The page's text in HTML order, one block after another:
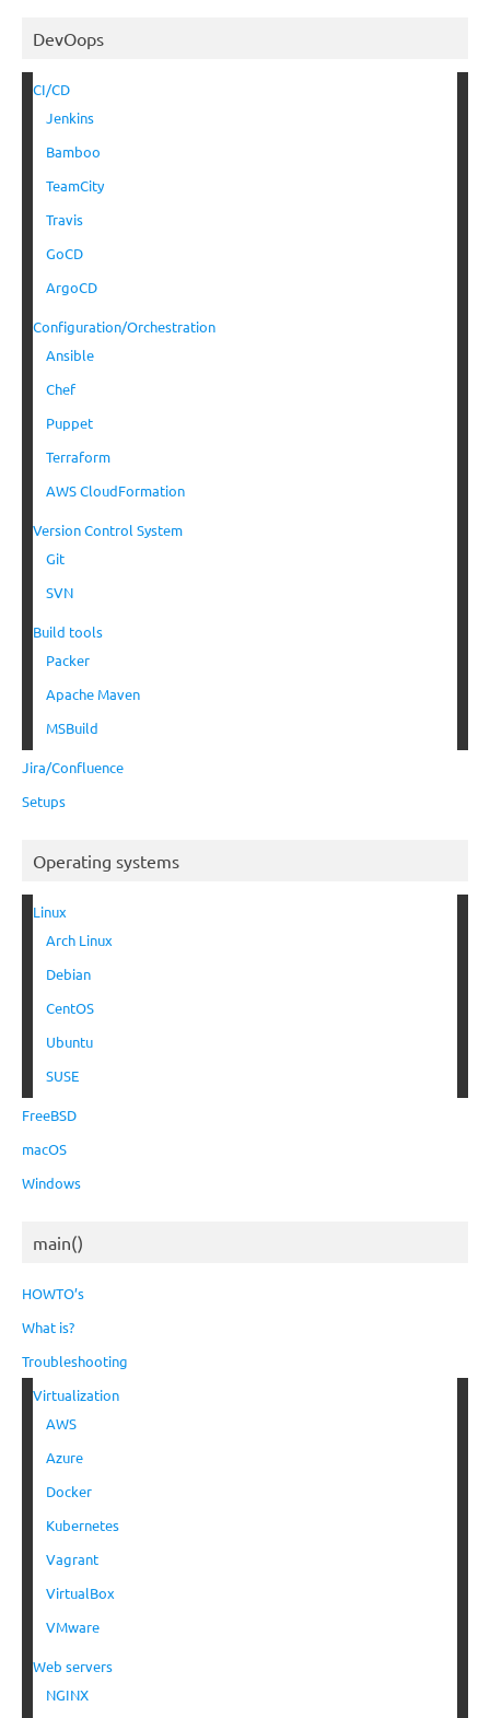
DevOops
CI/CD
Jenkins
Bamboo
TeamCity
Travis
GoCD
ArgoCD
Configuration/Orchestration
Ansible
Chef
Puppet
Terraform
AWS CloudFormation
Version Control System
Git
SVN
Build tools
Packer
Apache Maven
MSBuild
Jira/Confluence
Setups
Operating systems
Linux
Arch Linux
Debian
CentOS
Ubuntu
SUSE
FreeBSD
macOS
Windows
main()
HOWTO’s
What is?
Troubleshooting
Virtualization
AWS
Azure
Docker
Kubernetes
Vagrant
VirtualBox
VMware
Web servers
NGINX